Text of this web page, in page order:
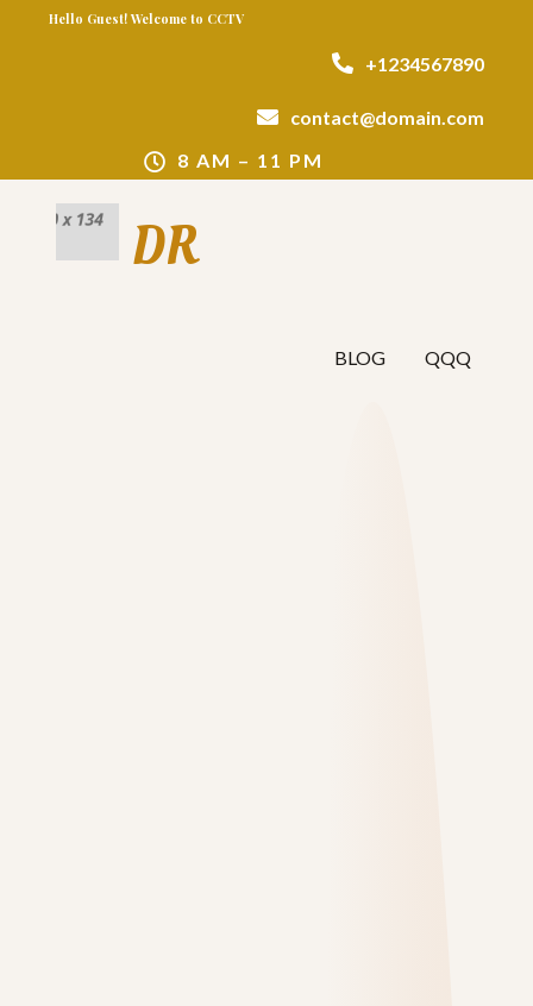
Hello Guest! Welcome to CCTV
+1234567890
contact@domain.com
8 AM – 11 PM
DR
BLOG QQQ